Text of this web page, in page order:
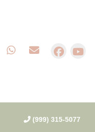
(999) 315-5077